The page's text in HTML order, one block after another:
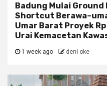
Badung Mulai
Shortcut
Umar Barat Proyek
Urai Kemacetan
1 week ago deni oke